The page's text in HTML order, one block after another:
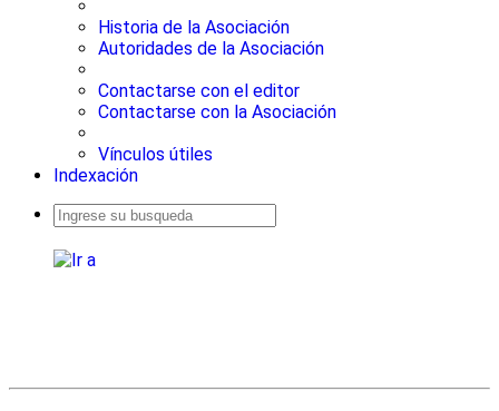
Historia de la Asociación
Autoridades de la Asociación
Contactarse con el editor
Contactarse con la Asociación
Vínculos útiles
Indexación